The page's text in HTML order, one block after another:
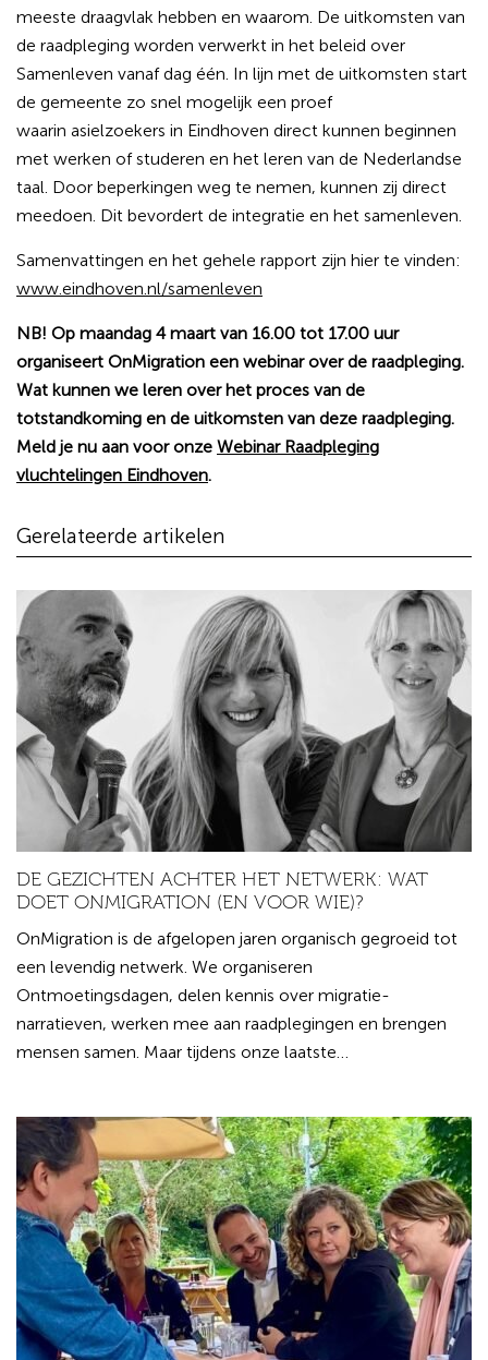
meeste draagvlak hebben en waarom. De uitkomsten van
de raadpleging worden verwerkt in het beleid over
Samenleven vanaf dag één. In lijn met de uitkomsten start
de gemeente zo snel mogelijk een proef
waarin asielzoekers in Eindhoven direct kunnen beginnen
met werken of studeren en het leren van de Nederlandse
taal. Door beperkingen weg te nemen, kunnen zij direct
meedoen. Dit bevordert de integratie en het samenleven.
Samenvattingen en het gehele rapport zijn hier te vinden:
www.eindhoven.nl/samenleven
NB! Op maandag 4 maart van 16.00 tot 17.00 uur
organiseert OnMigration een webinar over de raadpleging.
Wat kunnen we leren over het proces van de
totstandkoming en de uitkomsten van deze raadpleging.
Meld je nu aan voor onze Webinar Raadpleging
vluchtelingen Eindhoven.
Gerelateerde artikelen
DE GEZICHTEN ACHTER HET NETWERK: WAT
DOET ONMIGRATION (EN VOOR WIE)?
OnMigration is de afgelopen jaren organisch gegroeid tot
een levendig netwerk. We organiseren
Ontmoetingsdagen, delen kennis over migratie-
narratieven, werken mee aan raadplegingen en brengen
mensen samen. Maar tijdens onze laatste…